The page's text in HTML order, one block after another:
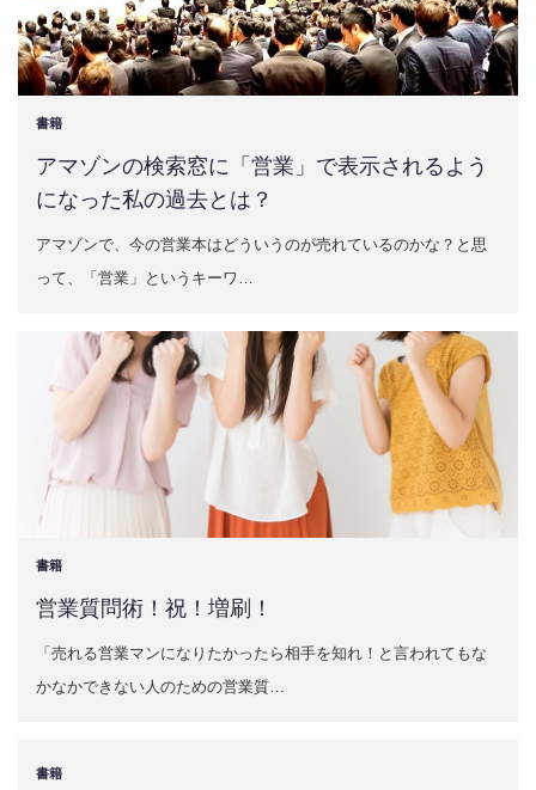
書籍
アマゾンの検索窓に「営業」で表示されるよう
になった私の過去とは？
アマゾンで、今の営業本はどういうのが売れているのかな？と思
って、「営業」というキーワ…
書籍
営業質問術！祝！増刷！
「売れる営業マンになりたかったら相手を知れ！と言われてもな
かなかできない人のための営業質…
書籍